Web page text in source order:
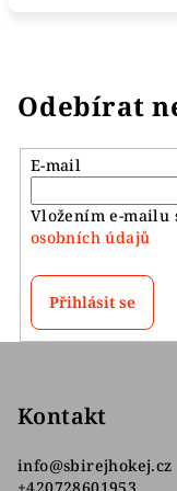
Odebírat
E-mail
Vložením e-mailu
osobních údajů
Přihlásit se
Kontakt
info@sbirejhokej.cz